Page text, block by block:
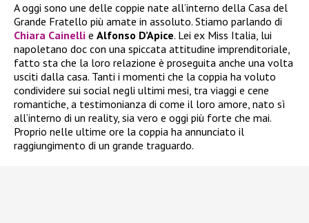
A oggi sono une delle coppie nate all’interno della Casa del
Grande Fratello più amate in assoluto. Stiamo parlando di
Chiara Cainelli e Alfonso D’Apice. Lei ex Miss Italia, lui
napoletano doc con una spiccata attitudine imprenditoriale,
fatto sta che la loro relazione è proseguita anche una volta
usciti dalla casa. Tanti i momenti che la coppia ha voluto
condividere sui social negli ultimi mesi, tra viaggi e cene
romantiche, a testimonianza di come il loro amore, nato sì
all’interno di un reality, sia vero e oggi più forte che mai.
Proprio nelle ultime ore la coppia ha annunciato il
raggiungimento di un grande traguardo.